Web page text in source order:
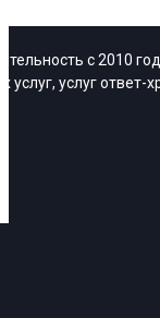
с 2010
услуг ответ-